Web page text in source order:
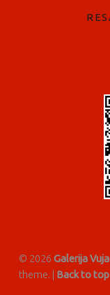
© 2026 Galerija
theme.
Back to